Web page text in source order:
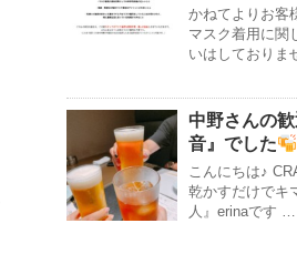
かねてよりお客
マスク着用に関
いはしておりま
中野さんの
音』でした
こんにちは♪
乾かすだけでキ
人』erinaです …